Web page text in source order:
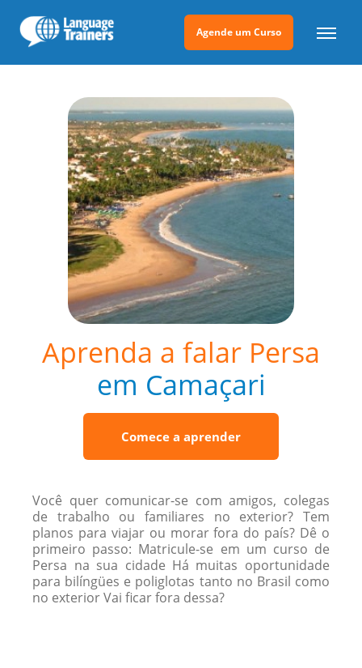
Agende um Curso
Aprenda a falar Persa
em Camaçari
Comece a aprender
Você quer comunicar-se com amigos, colegas
de trabalho ou familiares no exterior? Tem
planos para viajar ou morar fora do país? Dê o
primeiro passo: Matricule-se em um curso de
Persa na sua cidade Há muitas oportunidade
para bilíngües e poliglotas tanto no Brasil como
no exterior Vai ficar fora dessa?